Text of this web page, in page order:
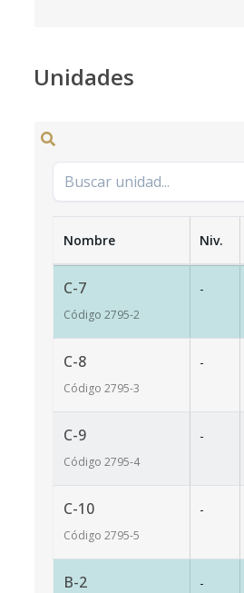
Unidades
Nombre Niv.
C-7
Código 2795-2
-
C-8
Código 2795-3
-
C-9
Código 2795-4
-
C-10
Código 2795-5
-
B-2 -